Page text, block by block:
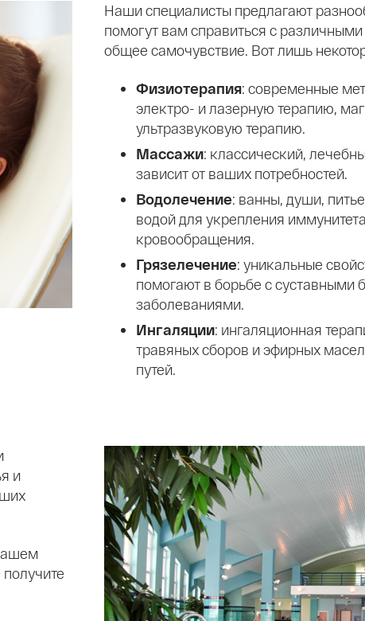
Наши специалисты предлагают
помогут вам справиться с
общее самочувствие. Вот лишь
Физиотерапия: современные
электро- и лазерную терапию,
ультразвуковую терапию.
Массажи: классический,
зависит от ваших потребностей.
Водолечение: ванны, души,
водой для укрепления
кровообращения.
Грязелечение: уникальные
помогают в борьбе с
заболеваниями.
Ингаляции: ингаляционная
травяных сборов и эфирных
путей.
и